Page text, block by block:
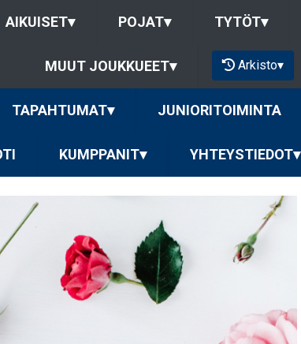
AIKUISET▾ POJAT▾ TYTÖT▾
MUUT JOUKKUEET▾ Arkisto▾
TAPAHTUMAT▾ JUNIORITOIMINTA
KUMPPANIT▾ YHTEYSTIEDOT▾